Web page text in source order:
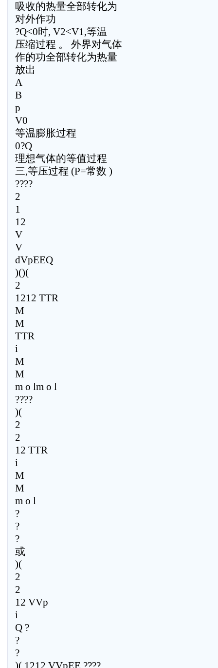
吸收的热量全部转化为
对外作功
?Q<0时, V2<V1,等温
压缩过程 。 外界对气体
作的功全部转化为热量
放出
A
B
p
V0
等温膨胀过程
0?Q
理想气体的等值过程
三,等压过程 (P=常数 )
????
2
1
12
V
V
dVpEEQ
)()(
2
1212 TTR
M
M
TTR
i
M
M
m o lm o l
????
)(
2
2
12 TTR
i
M
M
m o l
?
?
?
或
)(
2
2
12 VVp
i
Q ?
?
?
)( 1212 VVpEE ????